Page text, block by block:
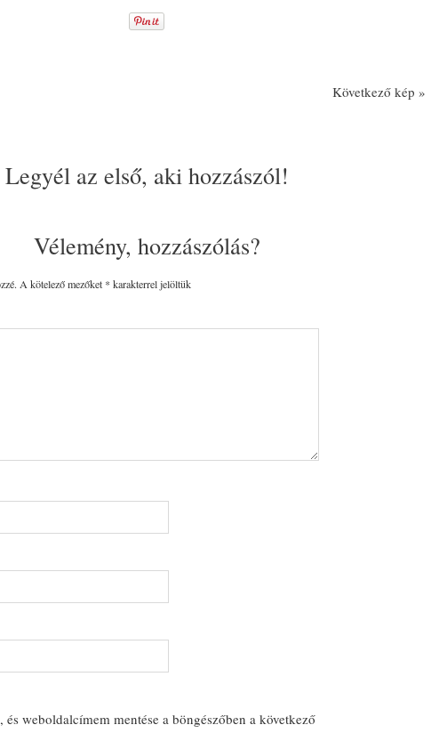
Következő kép »
Legyél az első, aki hozzászól!
Vélemény, hozzászólás?
A kötelező mezőket * karakterrel jelöltük
weboldalcímem mentése a böngészőben a következő